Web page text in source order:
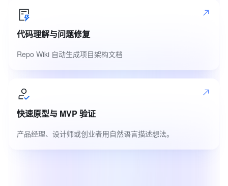
代码理解与问题修复
Repo Wiki 自动生成项目架构文档
快速原型与 MVP 验证
产品经理、设计师或创业者用自然语言描述想法。